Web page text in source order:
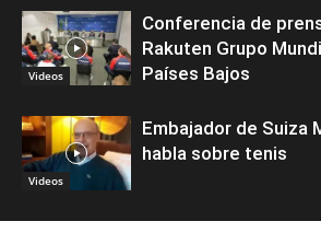
Videos
Conferencia de
Rakuten Grupo
Países Bajos
Videos
Embajador de Suiza
habla sobre tenis